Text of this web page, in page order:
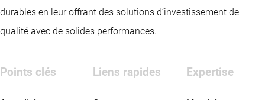
durables en leur offrant des solutions d’investissement de
qualité avec de solides performances.
Points clés Liens rapides Expertise